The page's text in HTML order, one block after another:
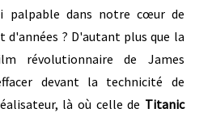
palpable dans notre cœur de
d'années ? D'autant plus que la
révolutionnaire de James
devant la technicité de
là où celle de Titanic